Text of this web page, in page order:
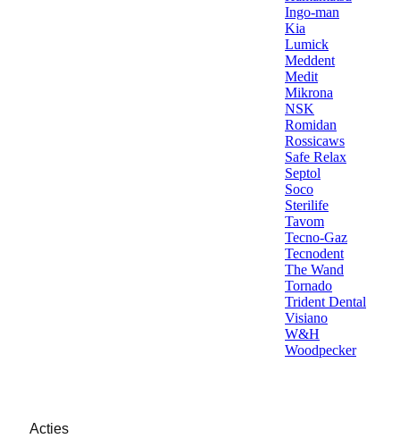
Ingo-man
Kia
Lumick
Meddent
Medit
Mikrona
NSK
Romidan
Rossicaws
Safe Relax
Septol
Soco
Sterilife
Tavom
Tecno-Gaz
Tecnodent
The Wand
Tornado
Trident Dental
Visiano
W&H
Woodpecker
Acties